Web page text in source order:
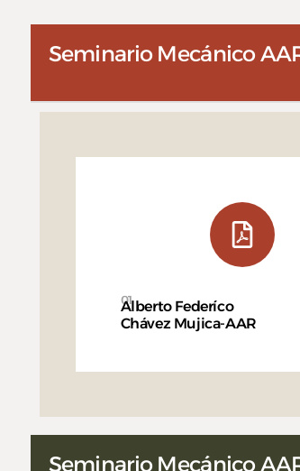
Seminario Mecánico
01
Alberto Federíco
Chávez Mujica-AAR
Seminario Mecánico